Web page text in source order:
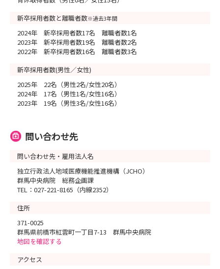
新卒採用者数と離職者数※過去3年間
2024年 新卒採用者数17名 離職者数1名
2023年 新卒採用者数19名 離職者数2名
2022年 新卒採用者数16名 離職者数3名
新卒採用者数(男性／女性)
2025年 22名（男性2名/女性20名）
2024年 17名（男性1名/女性16名）
2023年 19名（男性3名/女性16名）
問い合わせ先
問い合わせ先・雇用法人名
独立行政法人地域医療機能推進機構（JCHO）
群馬中央病院 総務企画課
TEL：027-221-8165（内線2352）
住所
371-0025
群馬県前橋市紅雲町一丁目7-13 群馬中央病院
地図を確認する
アクセス